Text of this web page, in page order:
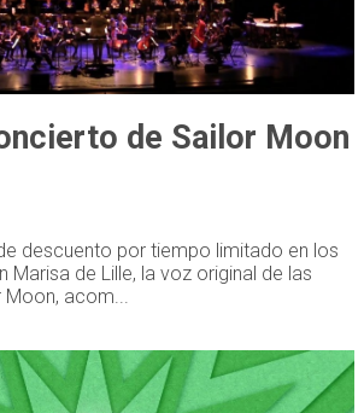
de Sailor Moon
descuento por tiempo limitado en los
Marisa de Lille, la voz original de las
Moon, acom...